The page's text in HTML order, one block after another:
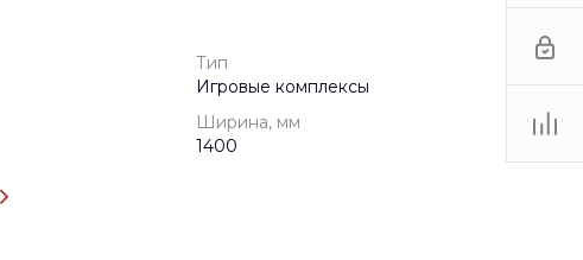
Тип
Игровые комплексы
Ширина, мм
1400